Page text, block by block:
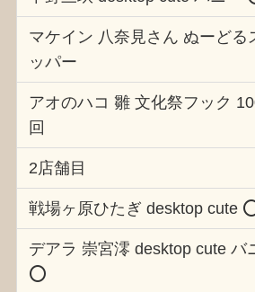
マケイン 八奈見さん ぬーどる
ッパー
アオのハコ 雛 文化祭フック
回
2店舗目
戦場ヶ原ひたぎ desktop cute
デアラ 崇宮澪 desktop cute バ
⭕️